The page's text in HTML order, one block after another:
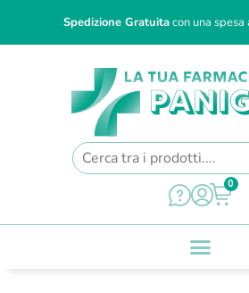
Spedizione Gratuitacon una
0